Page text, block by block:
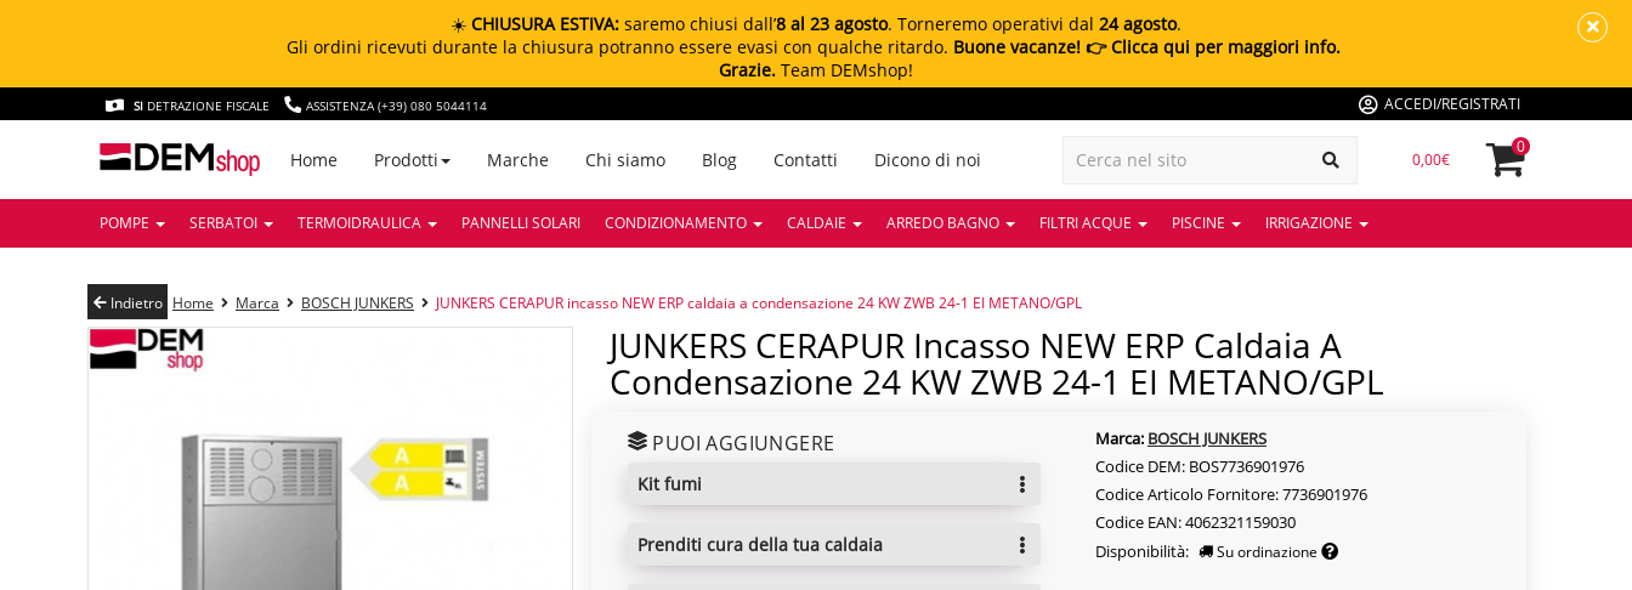
☀️ CHIUSURA ESTIVA: saremo chiusi dall’8 al 23 agosto. Torneremo operativi dal 24 agosto.
Gli ordini ricevuti durante la chiusura potranno essere evasi con qualche ritardo. Buone vacanze! 👉 Clicca qui per maggiori info.
Grazie. Team DEMshop!
SI DETRAZIONE FISCALE ASSISTENZA (+39) 080 5044114 ACCEDI/REGISTRATI
Home Prodotti Marche Chi siamo Blog Contatti Dicono di noi 0,00€
0
POMPE SERBATOI TERMOIDRAULICA PANNELLI SOLARI CONDIZIONAMENTO CALDAIE ARREDO BAGNO FILTRI ACQUE PISCINE IRRIGAZIONE
Indietro Home Marca BOSCH JUNKERS JUNKERS CERAPUR incasso NEW ERP caldaia a condensazione 24 KW ZWB 24-1 EI METANO/GPL
JUNKERS CERAPUR Incasso NEW ERP Caldaia A
Condensazione 24 KW ZWB 24-1 EI METANO/GPL
PUOI AGGIUNGERE
kit fumi
prenditi cura della tua caldaia
Marca: BOSCH JUNKERS
Codice DEM: BOS7736901976
Codice Articolo Fornitore: 7736901976
Codice EAN: 4062321159030
Disponibilità:
Su ordinazione